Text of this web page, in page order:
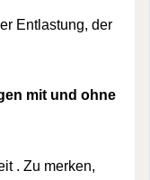
Entlastung, der
mit und ohne
. Zu merken,